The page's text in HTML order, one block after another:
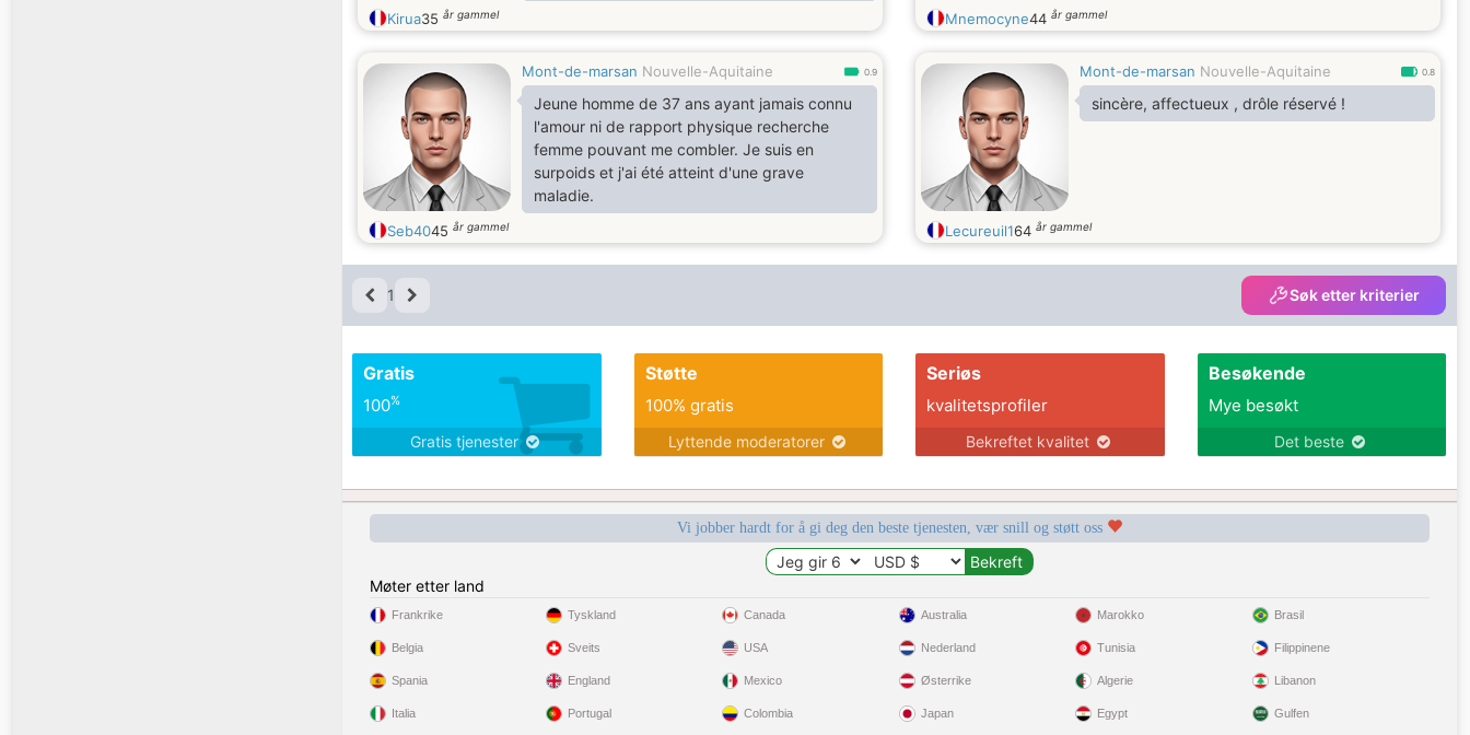
Kirua35 år gammel Mnemocyne44 år gammel
Mont-de-marsan Nouvelle-Aquitaine 0.9
Jeune homme de 37 ans ayant jamais connu
l'amour ni de rapport physique recherche
femme pouvant me combler. Je suis en
surpoids et j'ai été atteint d'une grave
maladie.
Seb4045 år gammel
Mont-de-marsan Nouvelle-Aquitaine 0.8
sincère, affectueux , drôle réservé !
Lecureuil164 år gammel
1 Søk etter kriterier
Gratis
100%
Gratis tjenester
Støtte
100% gratis
Lyttende moderatorer
Seriøs
kvalitetsprofiler
Bekreftet kvalitet
Besøkende
Mye besøkt
Det beste
Vi jobber hardt for å gi deg den beste tjenesten, vær snill og støtt oss
Møter etter land
Frankrike
Belgia
Spania
Italia
Tyskland
Sveits
England
Portugal
Canada
USA
Mexico
Colombia
Australia
Nederland
Østerrike
Japan
Marokko
Tunisia
Algerie
Egypt
Brasil
Filippinene
Libanon
Gulfen